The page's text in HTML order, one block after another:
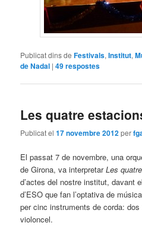
Publicat dins de Festivals,Institut,
de Nadal |49respostes
Les quatre
Publicat el17 novembre 2012per
El passat 7 de novembre, una
de Girona, va interpretarLes
d’actes del nostre institut, davant
d’ESO que fan l’optativa de
per cinc instruments de corda:
violoncel.